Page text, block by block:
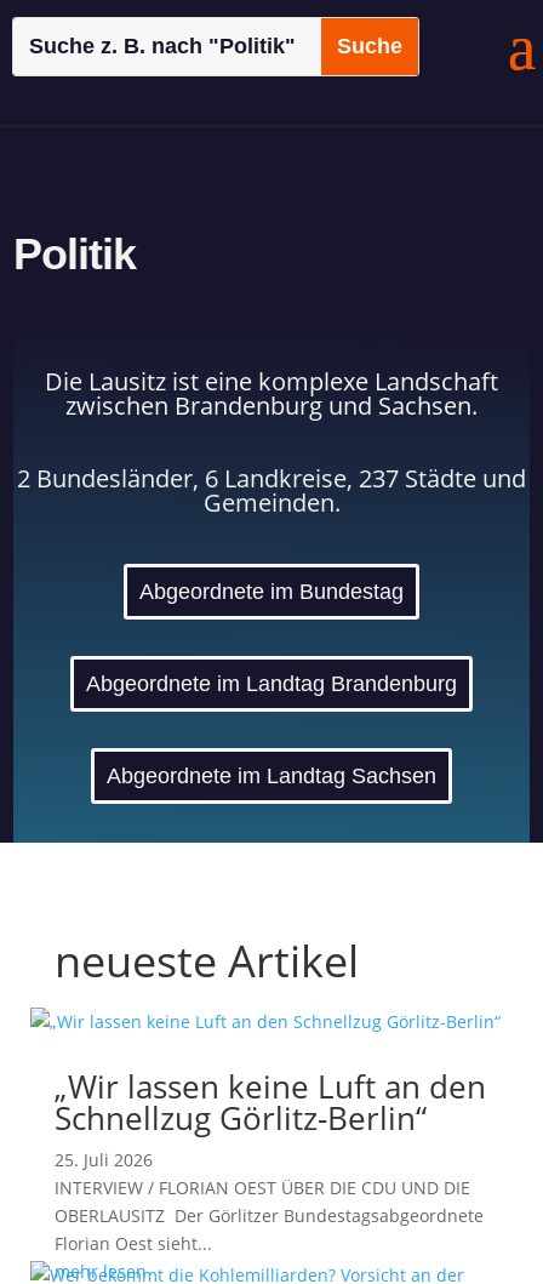
Politik
Die Lausitz ist eine komplexe Landschaft
zwischen Brandenburg und Sachsen.
2 Bundesländer, 6 Landkreise, 237 Städte und
Gemeinden.
Abgeordnete im Bundestag
Abgeordnete im Landtag Brandenburg
Abgeordnete im Landtag Sachsen
neueste Artikel
„Wir lassen keine Luft an den
Schnellzug Görlitz-Berlin“
25. Juli 2026
INTERVIEW / FLORIAN OEST ÜBER DIE CDU UND DIE
OBERLAUSITZ Der Görlitzer Bundestagsabgeordnete
Florian Oest sieht...
mehr lesen